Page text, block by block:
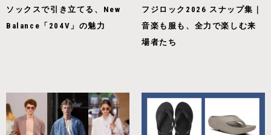
ソックスで引き立てる、New
Balance「204V」の魅力
フジロック2026 スナップ集｜
音楽も服も、全力で楽しむ来
場者たち